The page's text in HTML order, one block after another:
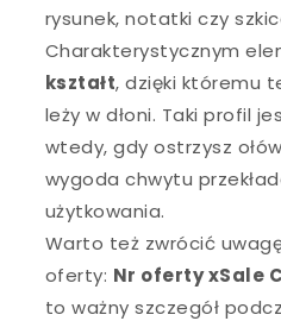
rysunek, notatki czy
Charakterystycznym
kształt, dzięki któremu
leży w dłoni. Taki profil
wtedy, gdy ostrzysz
wygoda chwytu
użytkowania.
Warto też zwrócić
oferty: Nr oferty xSale
to ważny szczegół